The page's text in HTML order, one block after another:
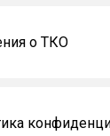
о ТКО